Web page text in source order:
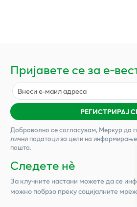
Пријавете се за е-
РЕГИСТРИРАЈ
Доброволно се согласувам, Меркурда
лични податоци за цели на
пошта.
Следете нѐ
За клучните настани можете да се
можно побрзо преку социјалните